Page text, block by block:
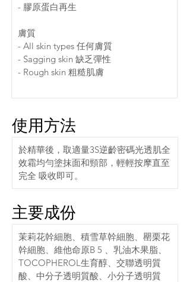
- 膠原蛋白再生
膚質
- All skin types 任何膚質
- Sagging skin 缺乏彈性
- Rough skin 粗糙肌膚
使用方法
於精華後，取適量3S逆齡密碼光透肌全
效霜均勻塗抹面和頸部，輕輕按摩直至
完全 吸收即可。
主要成份
茉莉花幹細胞、積雪草幹細胞、罌栗花
幹細胞、維他命原B 5 、乳油木果脂、
TOCOPHEROL生育醇、交聯透明質
酸、中分子透明質酸、小分子透明質